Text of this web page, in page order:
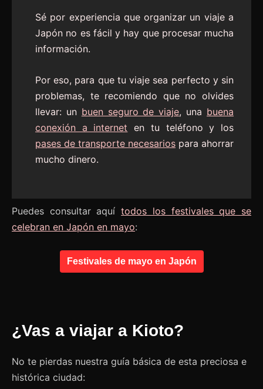
Sé por experiencia que organizar un viaje a
Japón no es fácil y hay que procesar mucha
información.
Por eso, para que tu viaje sea perfecto y sin
problemas, te recomiendo que no olvides
llevar: un buen seguro de viaje, una buena
conexión a internet
en tu teléfono y los
pases de transporte necesarios para ahorrar
mucho dinero.
Puedes consultar aquítodos los festivales que se
celebran en Japón en mayo:
Festivales de mayo en Japón
¿Vas a viajar a Kioto?
No te pierdas nuestra guía básica de esta preciosa e
histórica ciudad: